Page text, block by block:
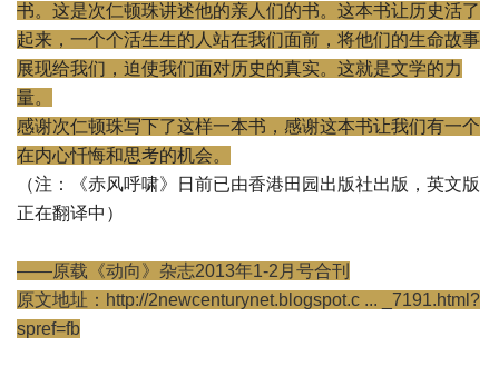
书。 这是次仁顿珠讲述他的亲人们的书。这本书让历史活了
起来， 一个个活生生的人站在我们面前，将他们的生命故事
展现给我们， 迫使我们面对历史的真实。这就是文学的力
量。
感谢次仁顿珠写下了这样一本书， 感谢这本书让我们有一个
在内心忏悔和思考的机会。
（注：《赤风呼啸》日前已由香港田园出版社出版，英文版
正在翻译中）
——原载《动向》杂志2013年1-2月号合刊
原文地址： http://2newcenturynet.blogspot.c ... _7191.html?
spref=fb